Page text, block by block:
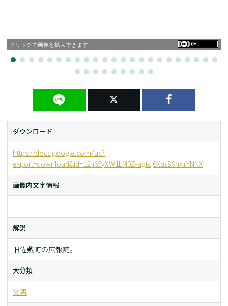
クリックで画像を拡大できます
ダウンロード
https://docs.google.com/uc?
export=download&id=12n65yXW1LM0Z-agtcj6XqsS9hxlrYNNX
画像内文字情報
ー
解説
旧佐敷町の広報誌。
大分類
文書